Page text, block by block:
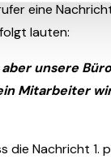
eine
lauten:
unsere
Mitarbeiter
die Nachricht 1.